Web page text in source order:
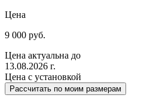
Цена
9 000 руб.
Цена актуальна до
13.08.2026 г.
Цена с установкой
Рассчитать по моим размерам